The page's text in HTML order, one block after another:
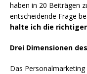
haben in 20 Beiträgen
entscheidende Frage
halte ich die
Drei Dimensionen
Das